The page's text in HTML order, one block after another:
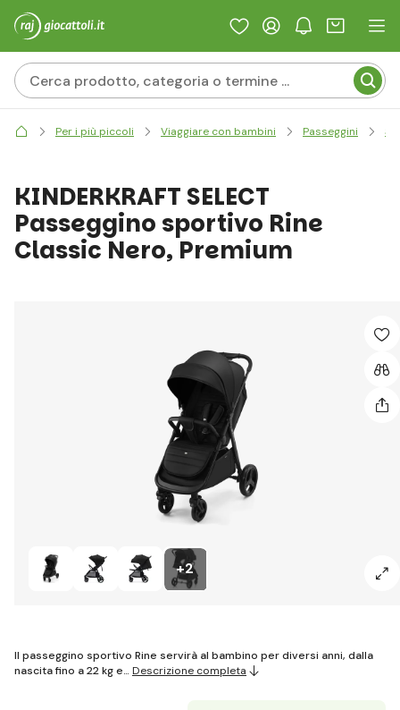
Per i più piccoli Viaggiare con bambini Passeggini
+2
KINDERKRAFT SELECT
Passeggino sportivo Rine
Classic Nero, Premium
Il passeggino sportivo Rine servirà al bambino per diversi anni, dalla
nascita fino a 22 kg e… Descrizione completa